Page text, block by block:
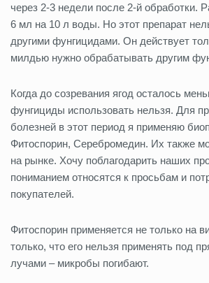
через 2-3 недели после 2-й обработки.
6 мл на 10 л воды. Но этот препарат
другими фунгицидами. Он действует
милдью нужно обрабатывать другим
Когда до созревания ягод осталось
фунгициды использовать нельзя. Для
болезней в этот период я применяю
Фитоспорин, Серебромедин. Их также
на рынке. Хочу поблагодарить наших
пониманием относятся к просьбам и
покупателей.
Фитоспорин применяется не только на
только, что его нельзя применять под
лучами – микробы погибают.